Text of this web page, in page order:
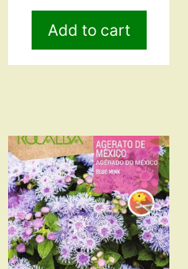
Add to cart